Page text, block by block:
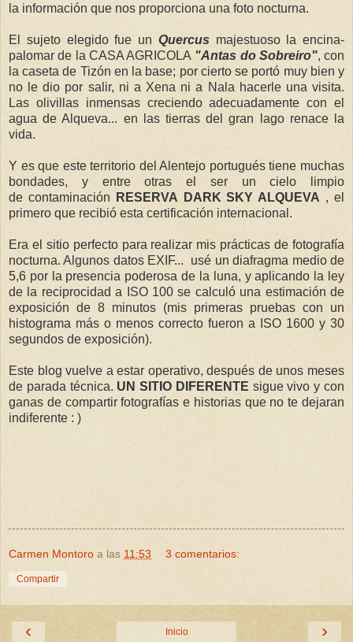
la información que nos proporciona una foto nocturna.
El sujeto elegido fue un Quercusmajestuoso la encina-
palomar de la CASA AGRICOLA "Antas do Sobreiro", con
la caseta de Tizón en la base; por cierto se portó muy bien y
no le dio por salir, ni a Xena ni a Nala hacerle una visita.
Las olivillas inmensas creciendo adecuadamente con el
agua de Alqueva... en las tierras del gran lago renace la
vida.
Y es que este territorio del Alentejo portugués tiene muchas
bondades, y entre otras el ser un cielo limpio
de contaminación
RESERVA DARK SKY ALQUEVA , el
primero que recibió esta certificación internacional.
Era el sitio perfecto para realizar mis prácticas de fotografía
nocturna. Algunos datos EXIF... usé un diafragma medio de
5,6 por la presencia poderosa de la luna, y aplicando la ley
de la reciprocidad a ISO 100 se calculó una estimación de
exposición de 8 minutos (mis primeras pruebas con un
histograma más o menos correcto fueron a ISO 1600 y 30
segundos de exposición).
Este blog vuelve a estar operativo, después de unos meses
de parada técnica. UN SITIO DIFERENTE sigue vivo y con
ganas de compartir fotografías e historias que no te dejaran
indiferente : )
Carmen Montoro a las 11:53 3 comentarios:
Compartir
‹ ›
Inicio